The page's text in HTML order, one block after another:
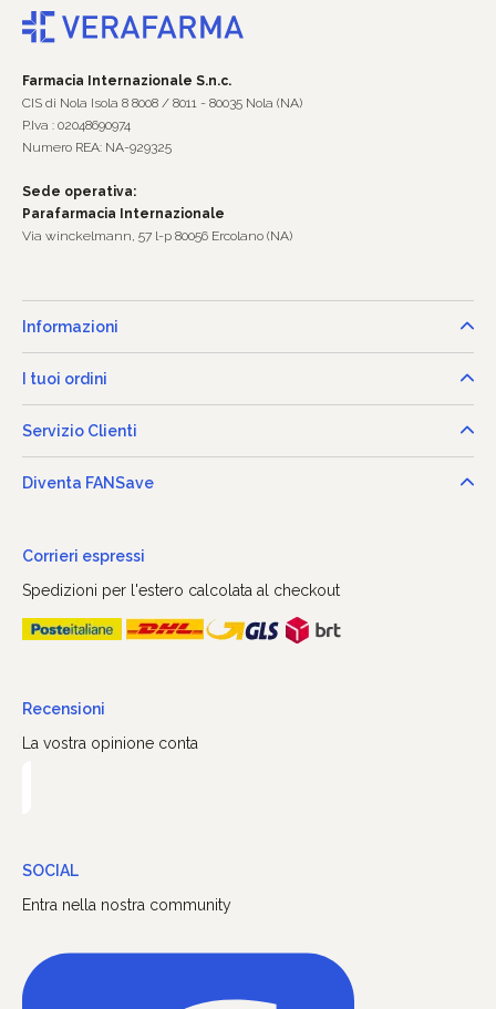
Farmacia Internazionale S.n.c.
CIS di Nola Isola 8 8008 / 8011 - 80035 Nola (NA)
P.Iva : 02048690974
Numero REA: NA-929325
Sede operativa:
Parafarmacia Internazionale
Via winckelmann, 57 l-p 80056 Ercolano (NA)
Informazioni
I tuoi ordini
Servizio Clienti
Diventa FANSave
Corrieri espressi
Spedizioni per l'estero calcolata al checkout
Recensioni
La vostra opinione conta
SOCIAL
Entra nella nostra community